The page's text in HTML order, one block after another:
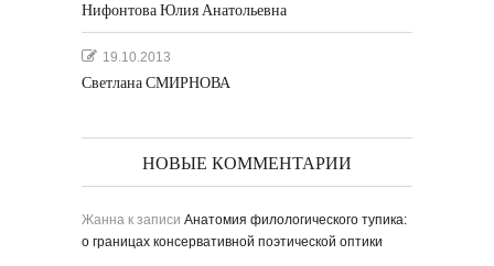
Нифонтова Юлия Анатольевна
19.10.2013
Светлана СМИРНОВА
НОВЫЕ КОММЕНТАРИИ
Жанна к записи Анатомия филологического тупика:
о границах консервативной поэтической оптики